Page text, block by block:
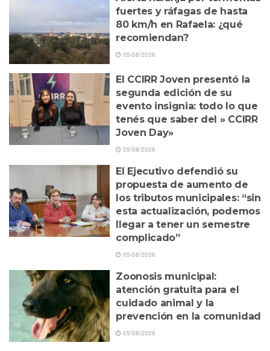
fuertes y ráfagas de hasta
80 km/h en Rafaela: ¿qué
recomiendan?
05/08/2026
El CCIRR Joven presentó la
segunda edición de su
evento insignia: todo lo que
tenés que saber del » CCIRR
Joven Day»
05/08/2026
El Ejecutivo defendió su
propuesta de aumento de
los tributos municipales: “sin
esta actualización, podemos
llegar a tener un semestre
complicado”
05/08/2026
Zoonosis municipal:
atención gratuita para el
cuidado animal y la
prevención en la comunidad
05/08/2026